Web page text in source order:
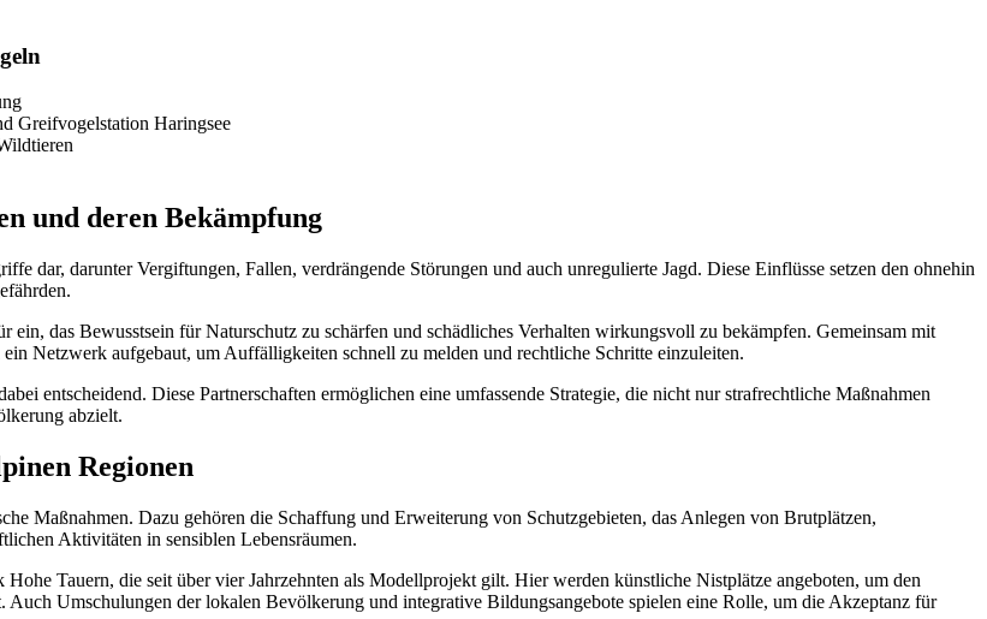
Greifvogelstation Haringsee
und deren Bekämpfung
dar, darunter Vergiftungen, Fallen, verdrängende Störungen und auch unregulierte Jagd. Diese Einflüsse setzen den ohnehin
ein, das Bewusstsein für Naturschutz zu schärfen und schädliches Verhalten wirkungsvoll zu bekämpfen. Gemeinsam mit
Netzwerk aufgebaut, um Auffälligkeiten schnell zu melden und rechtliche Schritte einzuleiten.
entscheidend. Diese Partnerschaften ermöglichen eine umfassende Strategie, die nicht nur strafrechtliche Maßnahmen
abzielt.
Regionen
Maßnahmen. Dazu gehören die Schaffung und Erweiterung von Schutzgebieten, das Anlegen von Brutplätzen,
Aktivitäten in sensiblen Lebensräumen.
Tauern, die seit über vier Jahrzehnten als Modellprojekt gilt. Hier werden künstliche Nistplätze angeboten, um den
Umschulungen der lokalen Bevölkerung und integrative Bildungsangebote spielen eine Rolle, um die Akzeptanz für